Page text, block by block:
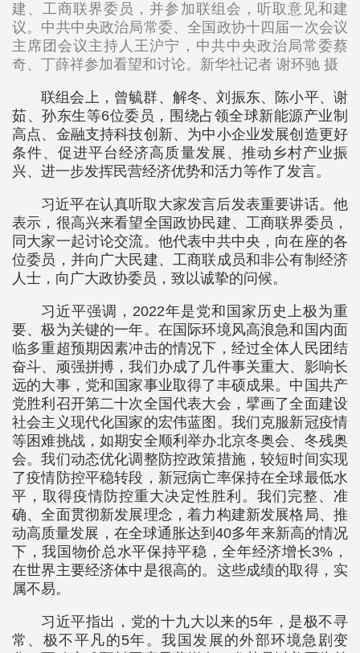
建、工商联界委员，并参加联组会，听取意见和建
议。中共中央政治局常委、全国政协十四届一次会议
主席团会议主持人王沪宁，中共中央政治局常委蔡
奇、丁薛祥参加看望和讨论。新华社记者 谢环驰 摄
联组会上，曾毓群、解冬、刘振东、陈小平、谢
茹、孙东生等6位委员，围绕占领全球新能源产业制
高点、金融支持科技创新、为中小企业发展创造更好
条件、促进平台经济高质量发展、推动乡村产业振
兴、进一步发挥民营经济优势和活力等作了发言。
习近平在认真听取大家发言后发表重要讲话。他
表示，很高兴来看望全国政协民建、工商联界委员，
同大家一起讨论交流。他代表中共中央，向在座的各
位委员，并向广大民建、工商联成员和非公有制经济
人士，向广大政协委员，致以诚挚的问候。
习近平强调，2022年是党和国家历史上极为重
要、极为关键的一年。在国际环境风高浪急和国内面
临多重超预期因素冲击的情况下，经过全体人民团结
奋斗、顽强拼搏，我们办成了几件事关重大、影响长
远的大事，党和国家事业取得了丰硕成果。中国共产
党胜利召开第二十次全国代表大会，擘画了全面建设
社会主义现代化国家的宏伟蓝图。我们克服新冠疫情
等困难挑战，如期安全顺利举办北京冬奥会、冬残奥
会。我们动态优化调整防控政策措施，较短时间实现
了疫情防控平稳转段，新冠病亡率保持在全球最低水
平，取得疫情防控重大决定性胜利。我们完整、准
确、全面贯彻新发展理念，着力构建新发展格局、推
动高质量发展，在全球通胀达到40多年来新高的情况
下，我国物价总水平保持平稳，全年经济增长3%，
在世界主要经济体中是很高的。这些成绩的取得，实
属不易。
习近平指出，党的十九大以来的5年，是极不寻
常、极不平凡的5年。我国发展的外部环境急剧变